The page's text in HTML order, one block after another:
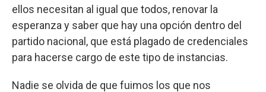
ellos necesitan al igual que todos, renovar la
esperanza y saber que hay una opción dentro del
partido nacional, que está plagado de credenciales
para hacerse cargo de este tipo de instancias.
Nadie se olvida de que fuimos los que nos